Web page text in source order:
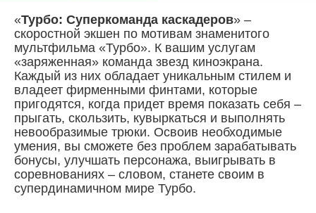
«Турбо: Суперкоманда каскадеров» –
скоростной экшен по мотивам знаменитого
мультфильма «Турбо». К вашим услугам
«заряженная» команда звезд киноэкрана.
Каждый из них обладает уникальным стилем и
владеет фирменными финтами, которые
пригодятся, когда придет время показать себя –
прыгать, скользить, кувыркаться и выполнять
невообразимые трюки. Освоив необходимые
умения, вы сможете без проблем зарабатывать
бонусы, улучшать персонажа, выигрывать в
соревнованиях – словом, станете своим в
супердинамичном мире Турбо.